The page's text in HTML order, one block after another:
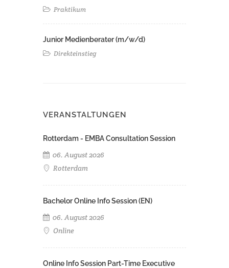
Praktikum
Junior Medienberater (m/w/d)
Direkteinstieg
VERANSTALTUNGEN
Rotterdam - EMBA Consultation Session
06. August 2026
Rotterdam
Bachelor Online Info Session (EN)
06. August 2026
Online
Online Info Session Part-Time Executive